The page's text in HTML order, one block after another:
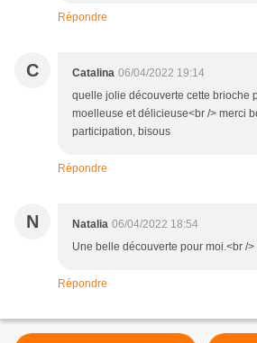
Répondre
C Catalina 06/04/2022 19:14
quelle jolie découverte cette brioche
moelleuse et délicieuse<br /> merci
participation, bisous
Répondre
N Natalia 06/04/2022 18:54
Une belle découverte pour moi.<br />
Répondre